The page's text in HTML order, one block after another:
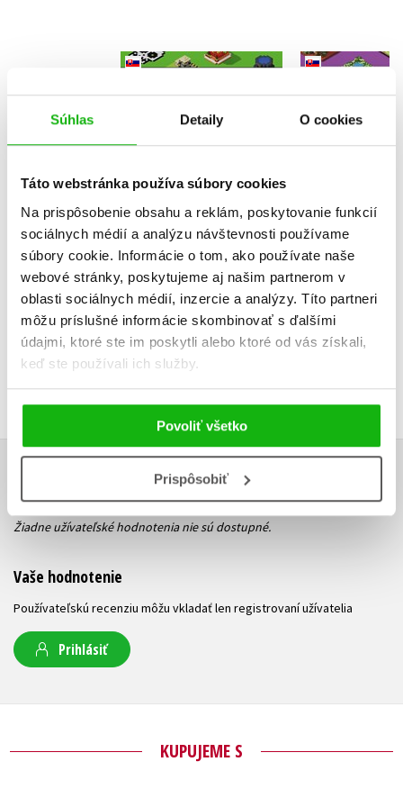
Súhlas Detaily O cookies
Táto webstránka používa súbory cookies
Na prispôsobenie obsahu a reklám, poskytovanie funkcií
sociálnych médií a analýzu návštevnosti používame
súbory cookie. Informácie o tom, ako používate naše
webové stránky, poskytujeme aj našim partnerom v
oblasti sociálnych médií, inzercie a analýzy. Títo partneri
môžu príslušné informácie skombinovať s ďalšími
údajmi, ktoré ste im poskytli alebo ktoré od vás získali,
keď ste používali ich služby.
Povoliť všetko
Prispôsobiť
Minecraft -
Stavebné chuťovky 6
Kolektiv
9,34 €
Stavebné
UŽIVATEĽSKÁ RECENZIA
Žiadne užívateľské hodnotenia nie sú dostupné.
Vaše hodnotenie
Používateľskú recenziu môžu vkladať len registrovaní užívatelia
Prihlásiť
KUPUJEME S